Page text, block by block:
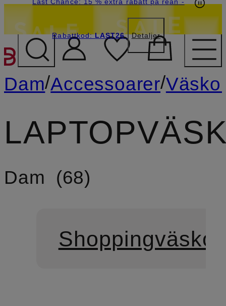
HOPPA TILL
Rabattkod:LAST26 Detaljer
Dam/Accessoarer/
Dam 68
Shoppingväskor